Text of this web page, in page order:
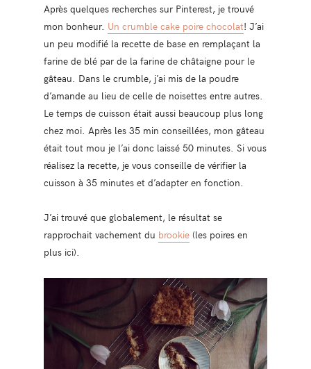
Après quelques recherches sur Pinterest, je trouvé
mon bonheur. Un crumble cake poire chocolat! J’ai
un peu modifié la recette de base en remplaçant la
farine de blé par de la farine de châtaigne pour le
gâteau. Dans le crumble, j’ai mis de la poudre
d’amande au lieu de celle de noisettes entre autres.
Le temps de cuisson était aussi beaucoup plus long
chez moi. Après les 35 min conseillées, mon gâteau
était tout mou je l’ai donc laissé 50 minutes. Si vous
réalisez la recette, je vous conseille de vérifier la
cuisson à 35 minutes et d’adapter en fonction.
J’ai trouvé que globalement, le résultat se
rapprochait vachement du brookie(les poires en
plus ici).